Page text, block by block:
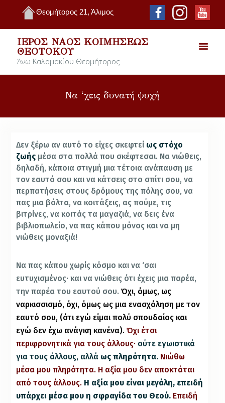
Θεομήτορος 21, Άλιμος
ΙΕΡΌΣ ΝΑΌΣ ΚΟΙΜΉΣΕΩΣ
ΘΕΟΤΌΚΟΥ
Άνω Καλαμακίου Θεομήτορος
Να ‘χεις δυνατή ψυχή
Δεν ξέρω αν αυτό το είχες σκεφτεί ως στόχο
ζωής μέσα στα πολλά που σκέφτεσαι. Να νιώθεις,
δηλαδή, κάποια στιγμή μια τέτοια ανάπαυση με
τον εαυτό σουκαι να κάτσεις στο σπίτι σου, να
περπατήσεις στους δρόμους της πόλης σου, να
πας μια βόλτα, να κοιτάξεις, ας πούμε, τις
βιτρίνες, να κοιτάς τα μαγαζιά, να δεις ένα
βιβλιοπωλείο,να πας κάπου μόνος και να μη
νιώθεις μοναξιά!
Να πας κάπου χωρίς κόσμο και να ‘σαι
ευτυχισμένος· και να νιώθεις ότι έχεις μια παρέα,
την παρέα του εαυτού σου.Όχι, όμως, ως
ναρκισσισμό, όχι, όμως ως μια ενασχόληση με τον
εαυτό σου, (ότι εγώ είμαι πολύ σπουδαίος και
εγώ δεν έχω ανάγκη κανένα). Όχι έτσι
περιφρονητικά για τους άλλους· ούτε εγωιστικά
για τους άλλους, αλλά ως πληρότητα. Νιώθω
μέσα μου πληρότητα. Η αξία μου δεν αποκτάται
από τους άλλους. Η αξία μου είναι μεγάλη, επειδή
υπάρχει μέσα μου η σφραγίδα του Θεού. Επειδή